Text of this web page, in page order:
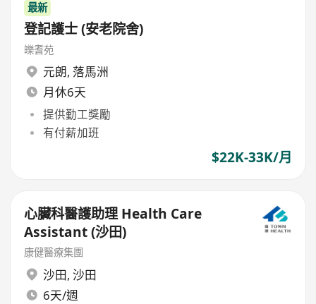
最新
登記護士 (安老院舍)
皪耆苑
元朗, 落馬洲
月休6天
提供勤工獎勵
有付薪加班
$22K-33K/月
心臟科醫護助理 Health Care
Assistant (沙田)
康健醫療集團
沙田, 沙田
6天/週